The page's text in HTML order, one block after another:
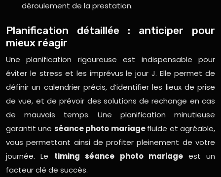
déroulement de la prestation.
Planification détaillée : anticiper pour
mieux réagir
Une planification rigoureuse est indispensable pour
éviter le stress et les imprévus le jour J. Elle permet de
définir un calendrier précis, d’identifier les lieux de prise
de vue, et de prévoir des solutions de rechange en cas
de mauvais temps. Une planification minutieuse
garantit une séance photo mariagefluide et agréable,
vous permettant ainsi de profiter pleinement de votre
journée. Le timing séance photo mariage est un
facteur clé de succès.